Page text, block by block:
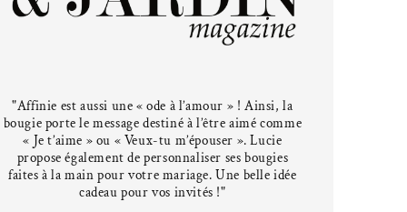
"Affinie est aussi une « ode à l’amour » ! Ainsi, la
bougie porte le message destiné à l’être aimé comme
« Je t’aime » ou « Veux-tu m’épouser ». Lucie
propose également de personnaliser ses bougies
faites à la main pour votre mariage. Une belle idée
cadeau pour vos invités !"